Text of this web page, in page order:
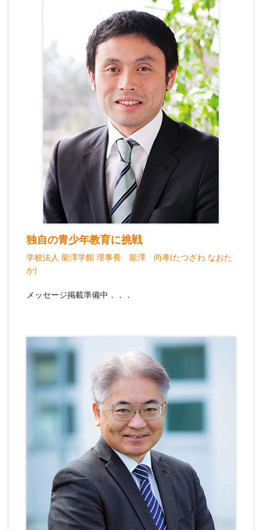
独自の青少年教育に挑戦
学校法人 龍澤学館 理事長 龍澤 尚孝(たつざわ なおた
か)
メッセージ掲載準備中．．．